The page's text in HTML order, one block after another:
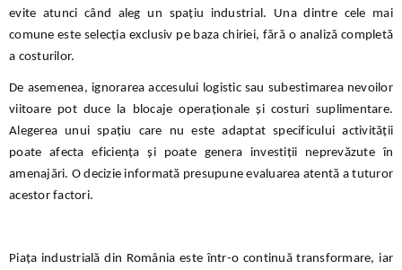
evite atunci când aleg un spațiu industrial. Una dintre cele mai
comune este selecția exclusiv pe baza chiriei, fără o analiză completă
a costurilor.
De asemenea, ignorarea accesului logistic sau subestimarea nevoilor
viitoare pot duce la blocaje operaționale și costuri suplimentare.
Alegerea unui spațiu care nu este adaptat specificului activității
poate afecta eficiența și poate genera investiții neprevăzute în
amenajări. O decizie informată presupune evaluarea atentă a tuturor
acestor factori.
Piața industrială din România este într-o continuă transformare, iar